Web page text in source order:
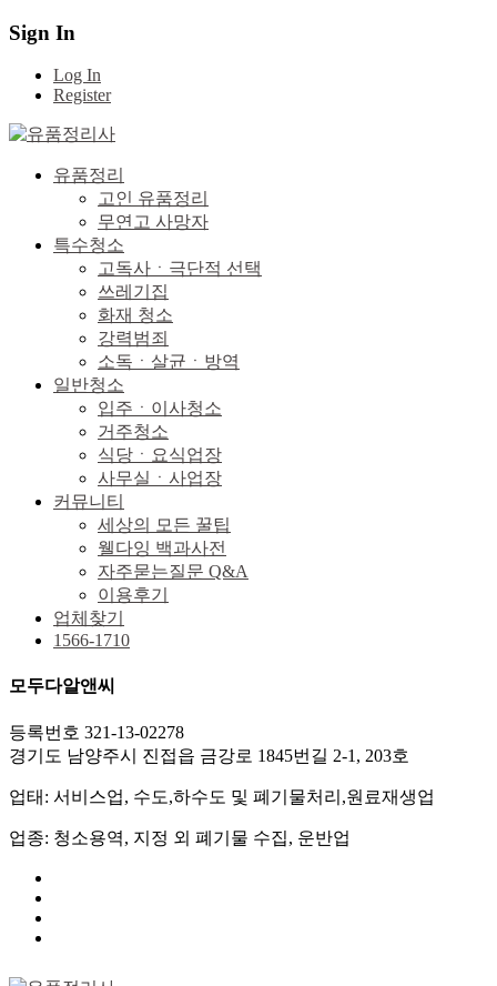
Sign In
Log In
Register
유품정리
고인 유품정리
무연고 사망자
특수청소
고독사ㆍ극단적 선택
쓰레기집
화재 청소
강력범죄
소독ㆍ살균ㆍ방역
일반청소
입주ㆍ이사청소
거주청소
식당ㆍ요식업장
사무실ㆍ사업장
커뮤니티
세상의 모든 꿀팁
웰다잉 백과사전
자주묻는질문 Q&A
이용후기
업체찾기
1566-1710
모두다알앤씨
등록번호 321-13-02278
경기도 남양주시 진접읍 금강로 1845번길 2-1, 203호
업태: 서비스업, 수도,하수도 및 폐기물처리,원료재생업
업종: 청소용역, 지정 외 폐기물 수집, 운반업